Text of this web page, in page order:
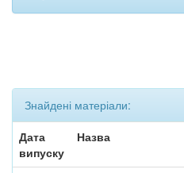
Знайдені матеріали:
Дата
випуску
Назва